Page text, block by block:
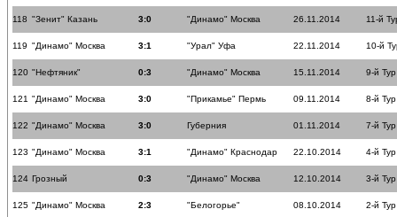
118 "Зенит" Казань 3:0 "Динамо" Москва 26.11.2014 11-й
119 "Динамо" Москва 3:1 "Урал" Уфа 22.11.2014 10-й
120 "Нефтяник" 0:3 "Динамо" Москва 15.11.2014 9-й Тур
121 "Динамо" Москва 3:0 "Прикамье" Пермь 09.11.2014 8-й Тур
122 "Динамо" Москва 3:0 Губерния 01.11.2014 7-й Тур
123 "Динамо" Москва 3:1 "Динамо" Краснодар 22.10.2014 4-й Тур
124 Грозный 0:3 "Динамо" Москва 12.10.2014 3-й Тур
125 "Динамо" Москва 2:3 "Белогорье" 08.10.2014 2-й Тур